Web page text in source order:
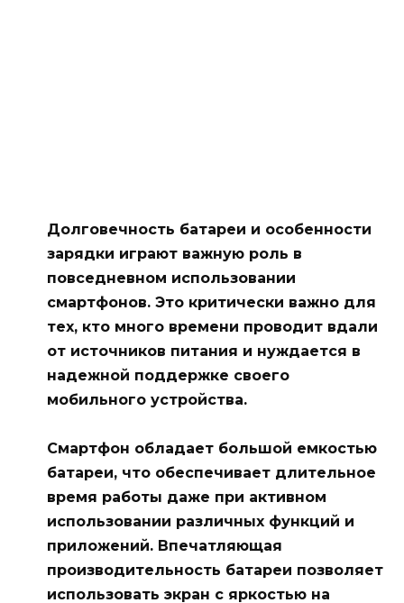
Долговечность батареи и особенности
зарядки играют важную роль в
повседневном использовании
смартфонов. Это критически важно для
тех, кто много времени проводит вдали
от источников питания и нуждается в
надежной поддержке своего
мобильного устройства.
Смартфон обладает большой емкостью
батареи, что обеспечивает длительное
время работы даже при активном
использовании различных функций и
приложений. Впечатляющая
производительность батареи позволяет
использовать экран с яркостью на